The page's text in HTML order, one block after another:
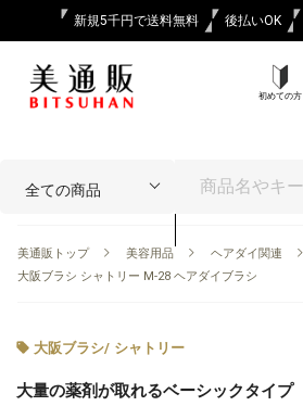
新規5千円で送料無料 後払いOK
初めての方
美通販トップ 美容用品 ヘアダイ関連
大阪ブラシ シャトリー M-28 ヘアダイブラシ
大阪ブラシ/ シャトリー
大量の薬剤が取れるベーシックタイプ